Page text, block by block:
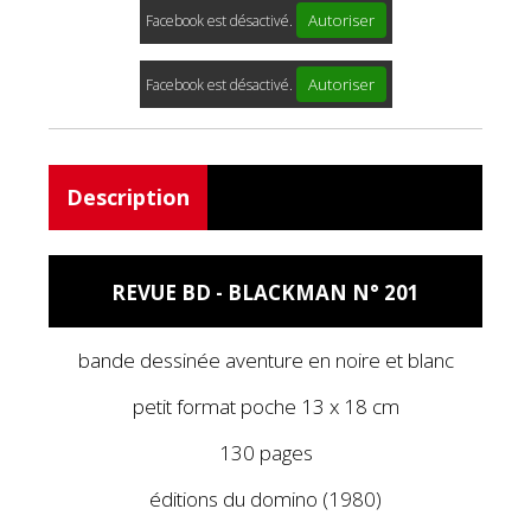
Facebook est désactivé. Autoriser
Facebook est désactivé. Autoriser
Description
REVUE BD - BLACKMAN N° 201
bande dessinée aventure en noire et blanc
petit format poche 13 x 18 cm
130 pages
éditions du domino (1980)